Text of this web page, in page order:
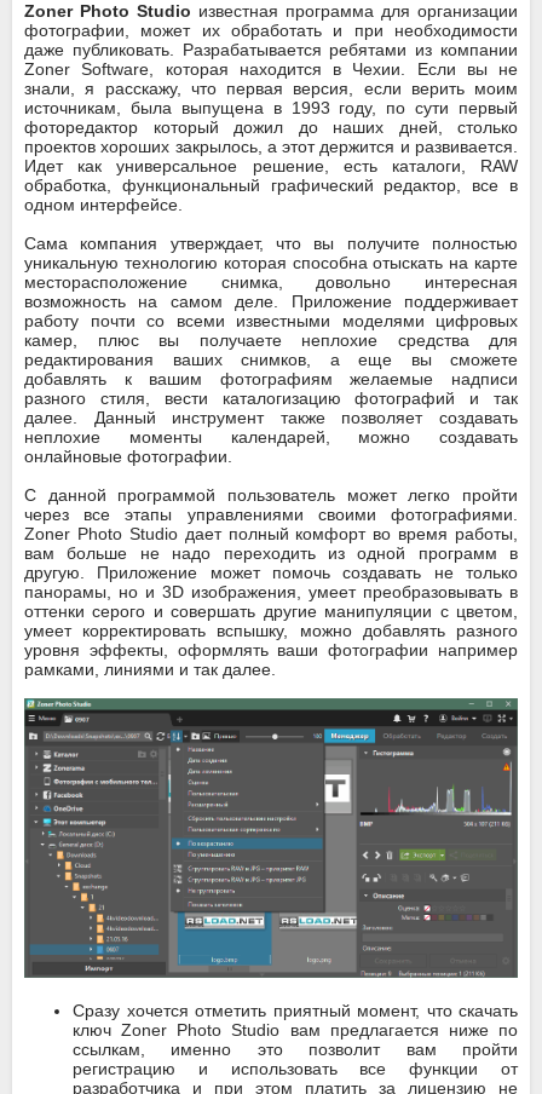
Zoner Photo Studio известная программа для организации
фотографии, может их обработать и при необходимости
даже публиковать. Разрабатывается ребятами из компании
Zoner Software, которая находится в Чехии. Если вы не
знали, я расскажу, что первая версия, если верить моим
источникам, была выпущена в 1993 году, по сути первый
фоторедактор который дожил до наших дней, столько
проектов хороших закрылось, а этот держится и развивается.
Идет как универсальное решение, есть каталоги, RAW
обработка, функциональный графический редактор, все в
одном интерфейсе.
Сама компания утверждает, что вы получите полностью
уникальную технологию которая способна отыскать на карте
месторасположение снимка, довольно интересная
возможность на самом деле. Приложение поддерживает
работу почти со всеми известными моделями цифровых
камер, плюс вы получаете неплохие средства для
редактирования ваших снимков, а еще вы сможете
добавлять к вашим фотографиям желаемые надписи
разного стиля, вести каталогизацию фотографий и так
далее. Данный инструмент также позволяет создавать
неплохие моменты календарей, можно создавать
онлайновые фотографии.
С данной программой пользователь может легко пройти
через все этапы управлениями своими фотографиями.
Zoner Photo Studio дает полный комфорт во время работы,
вам больше не надо переходить из одной программ в
другую. Приложение может помочь создавать не только
панорамы, но и 3D изображения, умеет преобразовывать в
оттенки серого и совершать другие манипуляции с цветом,
умеет корректировать вспышку, можно добавлять разного
уровня эффекты, оформлять ваши фотографии например
рамками, линиями и так далее.
Сразу хочется отметить приятный момент, что скачать
ключ Zoner Photo Studio вам предлагается ниже по
ссылкам, именно это позволит вам пройти
регистрацию и использовать все функции от
разработчика и при этом платить за лицензию не